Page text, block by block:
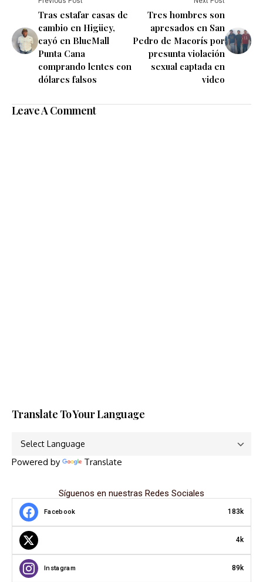
Tras estafar casas de
cambio en Higüey,
cayó en BlueMall
Punta Cana
comprando lentes con
dólares falsos
Tres hombres son
apresados en San
Pedro de Macorís por
presunta violación
sexual captada en
video
Leave A Comment
Translate To Your Language
Powered by Translate
Síguenos en nuestras Redes Sociales
Facebook 183k
4k
Instagram 89k